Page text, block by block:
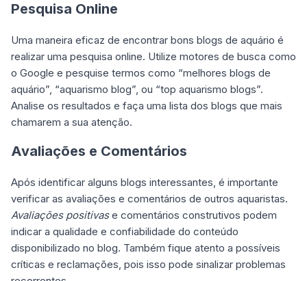
Pesquisa Online
Uma maneira eficaz de encontrar bons blogs de aquário é
realizar uma pesquisa online. Utilize motores de busca como
o Google e pesquise termos como “melhores blogs de
aquário”, “aquarismo blog”, ou “top aquarismo blogs”.
Analise os resultados e faça uma lista dos blogs que mais
chamarem a sua atenção.
Avaliações e Comentários
Após identificar alguns blogs interessantes, é importante
verificar as avaliações e comentários de outros aquaristas.
Avaliações positivase comentários construtivos podem
indicar a qualidade e confiabilidade do conteúdo
disponibilizado no blog. Também fique atento a possíveis
críticas e reclamações, pois isso pode sinalizar problemas